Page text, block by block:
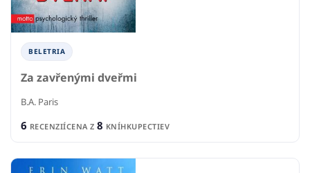
BELETRIA
Za zavřenými dveřmi
B.A. Paris
6 RECENZIÍCENA Z 8 KNÍHKUPECTIEV